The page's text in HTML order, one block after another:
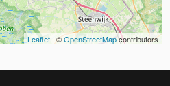
Leaflet | ©OpenStreetMapcontributors